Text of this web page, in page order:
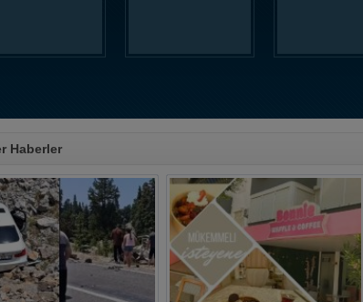
Haberler